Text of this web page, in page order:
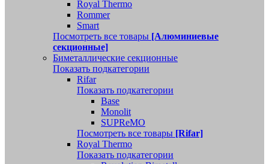
Royal Thermo
Rommer
Smart
Посмотреть все товары [Алюминиевые
секционные]
Биметаллические секционные
Показать подкатегории
Rifar
Показать подкатегории
Base
Monolit
SUPReMO
Посмотреть все товары [Rifar]
Royal Thermo
Показать подкатегории